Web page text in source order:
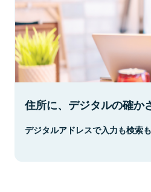
住所に、デジタルの確か
デジタルアドレスで入力も検索も